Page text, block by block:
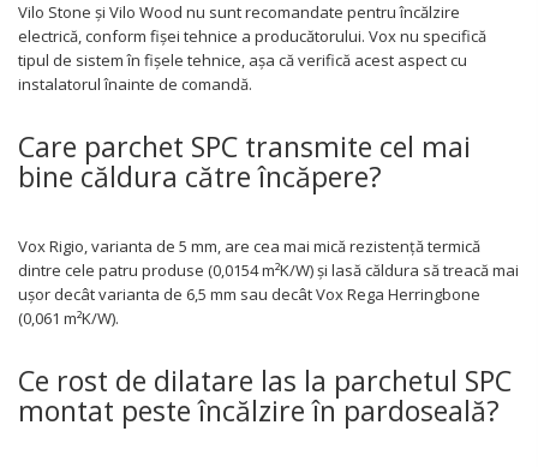
Vilo Stone și Vilo Wood nu sunt recomandate pentru încălzire
electrică, conform fișei tehnice a producătorului. Vox nu specifică
tipul de sistem în fișele tehnice, așa că verifică acest aspect cu
instalatorul înainte de comandă.
Care parchet SPC transmite cel mai
bine căldura către încăpere?
Vox Rigio, varianta de 5 mm, are cea mai mică rezistență termică
dintre cele patru produse (0,0154 m²K/W) și lasă căldura să treacă mai
ușor decât varianta de 6,5 mm sau decât Vox Rega Herringbone
(0,061 m²K/W).
Ce rost de dilatare las la parchetul SPC
montat peste încălzire în pardoseală?